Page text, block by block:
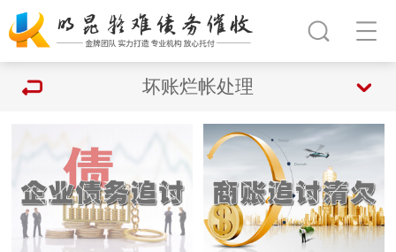
坏账烂帐处理